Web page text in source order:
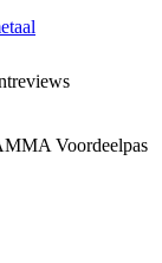
Voordeelpas